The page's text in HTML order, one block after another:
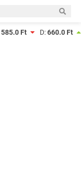
585.0 Ft D:660.0 Ft